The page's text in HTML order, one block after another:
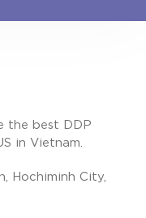
the best DDP
in Vietnam.
Hochiminh City,